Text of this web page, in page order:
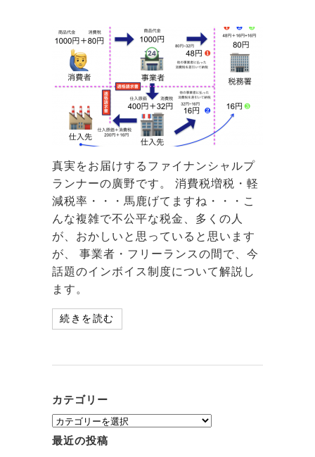
真実をお届けするファイナンシャルプ
ランナーの廣野です。 消費税増税・軽
減税率・・・馬鹿げてますね・・・こ
んな複雑で不公平な税金、多くの人
が、おかしいと思っていると思います
が、 事業者・フリーランスの間で、今
話題のインボイス制度について解説し
ます。
続きを読む
カテゴリー
カ
テ
ゴ
最近の投稿